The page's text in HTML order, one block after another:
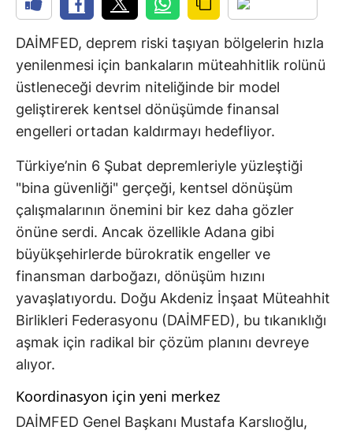
DAİMFED, deprem riski taşıyan bölgelerin hızla
yenilenmesi için bankaların müteahhitlik rolünü
üstleneceği devrim niteliğinde bir model
geliştirerek kentsel dönüşümde finansal
engelleri ortadan kaldırmayı hedefliyor.
Türkiye’nin 6 Şubat depremleriyle yüzleştiği
"bina güvenliği" gerçeği, kentsel dönüşüm
çalışmalarının önemini bir kez daha gözler
önüne serdi. Ancak özellikle Adana gibi
büyükşehirlerde bürokratik engeller ve
finansman darboğazı, dönüşüm hızını
yavaşlatıyordu. Doğu Akdeniz İnşaat Müteahhit
Birlikleri Federasyonu (DAİMFED), bu tıkanıklığı
aşmak için radikal bir çözüm planını devreye
alıyor.
Koordinasyon için yeni merkez
DAİMFED Genel Başkanı Mustafa Karslıoğlu,